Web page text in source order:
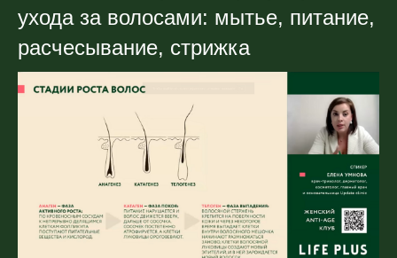
ухода за волосами: мытье, питание,
расчесывание, стрижка